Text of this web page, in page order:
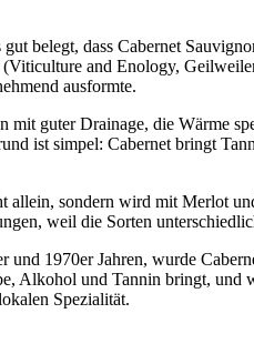
belegt, dass Cabernet
and Enology,
ausformte.
guter Drainage, die Wärme
ist simpel: Cabernet bringt
allein, sondern wird mit Merlot
weil die Sorten
1970er Jahren, wurde
und Tannin bringt, und
Spezialität.